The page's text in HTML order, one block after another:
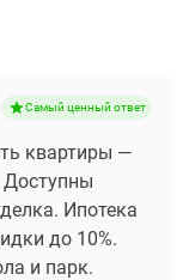
Самый ценный ответ
квартиры —
Ипотека
до 10%.
и парк.